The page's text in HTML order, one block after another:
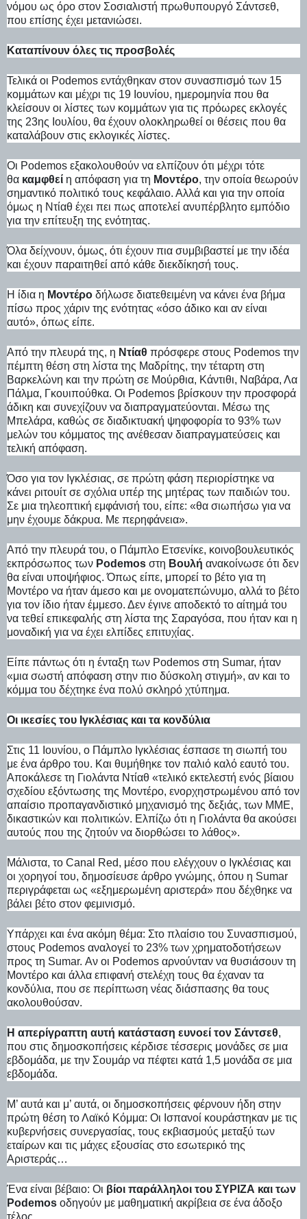
νόμου ως όρο στον Σοσιαλιστή πρωθυπουργό Σάντσεθ,
που επίσης έχει μετανιώσει.
Καταπίνουν όλες τις προσβολές
Τελικά οι Podemos εντάχθηκαν στον συνασπισμό των 15
κομμάτων και μέχρι τις 19 Ιουνίου, ημερομηνία που θα
κλείσουν οι λίστες των κομμάτων για τις πρόωρες εκλογές
της 23ης Ιουλίου, θα έχουν ολοκληρωθεί οι θέσεις που θα
καταλάβουν στις εκλογικές λίστες.
Οι Podemos εξακολουθούν να ελπίζουν ότι μέχρι τότε
θα καμφθεί η απόφαση για τη Μοντέρο, την οποία θεωρούν
σημαντικό πολιτικό τους κεφάλαιο. Αλλά και για την οποία
όμως η Ντίαθ έχει πει πως αποτελεί ανυπέρβλητο εμπόδιο
για την επίτευξη της ενότητας.
Όλα δείχνουν, όμως, ότι έχουν πια συμβιβαστεί με την ιδέα
και έχουν παραιτηθεί από κάθε διεκδίκησή τους.
Η ίδια η Μοντέρο δήλωσε διατεθειμένη να κάνει ένα βήμα
πίσω προς χάριν της ενότητας «όσο άδικο και αν είναι
αυτό», όπως είπε.
Από την πλευρά της, η Ντίαθ πρόσφερε στους Podemos την
πέμπτη θέση στη λίστα της Μαδρίτης, την τέταρτη στη
Βαρκελώνη και την πρώτη σε Μούρθια, Κάντιθι, Ναβάρα, Λα
Πάλμα, Γκουιπούθκα. Οι Podemos βρίσκουν την προσφορά
άδικη και συνεχίζουν να διαπραγματεύονται. Μέσω της
Μπελάρα, καθώς σε διαδικτυακή ψηφοφορία το 93% των
μελών του κόμματος της ανέθεσαν διαπραγματεύσεις και
τελική απόφαση.
Όσο για τον Ιγκλέσιας, σε πρώτη φάση περιορίστηκε να
κάνει ριτουίτ σε σχόλια υπέρ της μητέρας των παιδιών του.
Σε μια τηλεοπτική εμφάνισή του, είπε: «θα σιωπήσω για να
μην έχουμε δάκρυα. Με περηφάνεια».
Από την πλευρά του, ο Πάμπλο Ετσενίκε, κοινοβουλευτικός
εκπρόσωπος των Podemos στη Βουλή ανακοίνωσε ότι δεν
θα είναι υποψήφιος. Όπως είπε, μπορεί το βέτο για τη
Μοντέρο να ήταν άμεσο και με ονοματεπώνυμο, αλλά το βέτο
για τον ίδιο ήταν έμμεσο. Δεν έγινε αποδεκτό το αίτημά του
να τεθεί επικεφαλής στη λίστα της Σαραγόσα, που ήταν και η
μοναδική για να έχει ελπίδες επιτυχίας.
Είπε πάντως ότι η ένταξη των Podemos στη Sumar, ήταν
«μια σωστή απόφαση στην πιο δύσκολη στιγμή», αν και το
κόμμα του δέχτηκε ένα πολύ σκληρό χτύπημα.
Οι ικεσίες του Ιγκλέσιας και τα κονδύλια
Στις 11 Ιουνίου, ο Πάμπλο Ιγκλέσιας έσπασε τη σιωπή του
με ένα άρθρο του. Και θυμήθηκε τον παλιό καλό εαυτό του.
Αποκάλεσε τη Γιολάντα Ντίαθ «τελικό εκτελεστή ενός βίαιου
σχεδίου εξόντωσης της Μοντέρο, ενορχηστρωμένου από τον
απαίσιο προπαγανδιστικό μηχανισμό της δεξιάς, των ΜΜΕ,
δικαστικών και πολιτικών. Ελπίζω ότι η Γιολάντα θα ακούσει
αυτούς που της ζητούν να διορθώσει το λάθος».
Μάλιστα, το Canal Red, μέσο που ελέγχουν ο Ιγκλέσιας και
οι χορηγοί του, δημοσίευσε άρθρο γνώμης, όπου η Sumar
περιγράφεται ως «εξημερωμένη αριστερά» που δέχθηκε να
βάλει βέτο στον φεμινισμό.
Υπάρχει και ένα ακόμη θέμα: Στο πλαίσιο του Συνασπισμού,
στους Podemos αναλογεί το 23% των χρηματοδοτήσεων
προς τη Sumar. Αν οι Podemos αρνούνταν να θυσιάσουν τη
Μοντέρο και άλλα επιφανή στελέχη τους θα έχαναν τα
κονδύλια, που σε περίπτωση νέας διάσπασης θα τους
ακολουθούσαν.
Η απερίγραπτη αυτή κατάσταση ευνοεί τον Σάντσεθ,
που στις δημοσκοπήσεις κέρδισε τέσσερις μονάδες σε μια
εβδομάδα, με την Σουμάρ να πέφτει κατά 1,5 μονάδα σε μια
εβδομάδα.
Μ’ αυτά και μ’ αυτά, οι δημοσκοπήσεις φέρνουν ήδη στην
πρώτη θέση το Λαϊκό Κόμμα: Οι Ισπανοί κουράστηκαν με τις
κυβερνήσεις συνεργασίας, τους εκβιασμούς μεταξύ των
εταίρων και τις μάχες εξουσίας στο εσωτερικό της
Αριστεράς…
Ένα είναι βέβαιο: Οι βίοι παράλληλοι του ΣΥΡΙΖΑ και των
Podemos οδηγούν με μαθηματική ακρίβεια σε ένα άδοξο
τέλος…